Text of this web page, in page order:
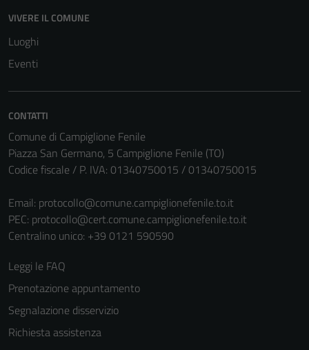
VIVERE IL COMUNE
Luoghi
Eventi
CONTATTI
Comune di Campiglione Fenile
Piazza San Germano, 5 Campiglione Fenile (TO)
Codice fiscale / P. IVA: 01340750015 / 01340750015
Email: protocollo@comune.campiglionefenile.to.it
PEC: protocollo@cert.comune.campiglionefenile.to.it
Centralino unico: +39 0121 590590
Leggi le FAQ
Prenotazione appuntamento
Segnalazione disservizio
Richiesta assistenza